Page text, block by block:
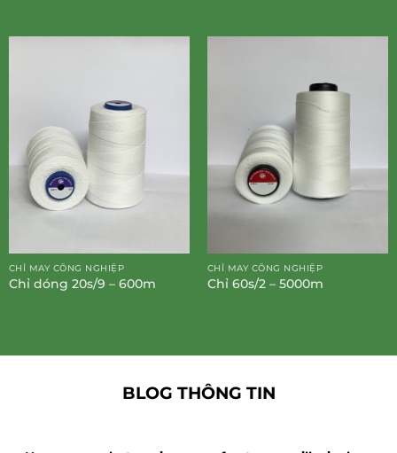
CHỈ MAY CÔNG NGHIỆP
Chỉ dóng 20s/9 – 600m
CHỈ MAY CÔNG NGHIỆP
Chỉ 60s/2 – 5000m
BLOG THÔNG TIN